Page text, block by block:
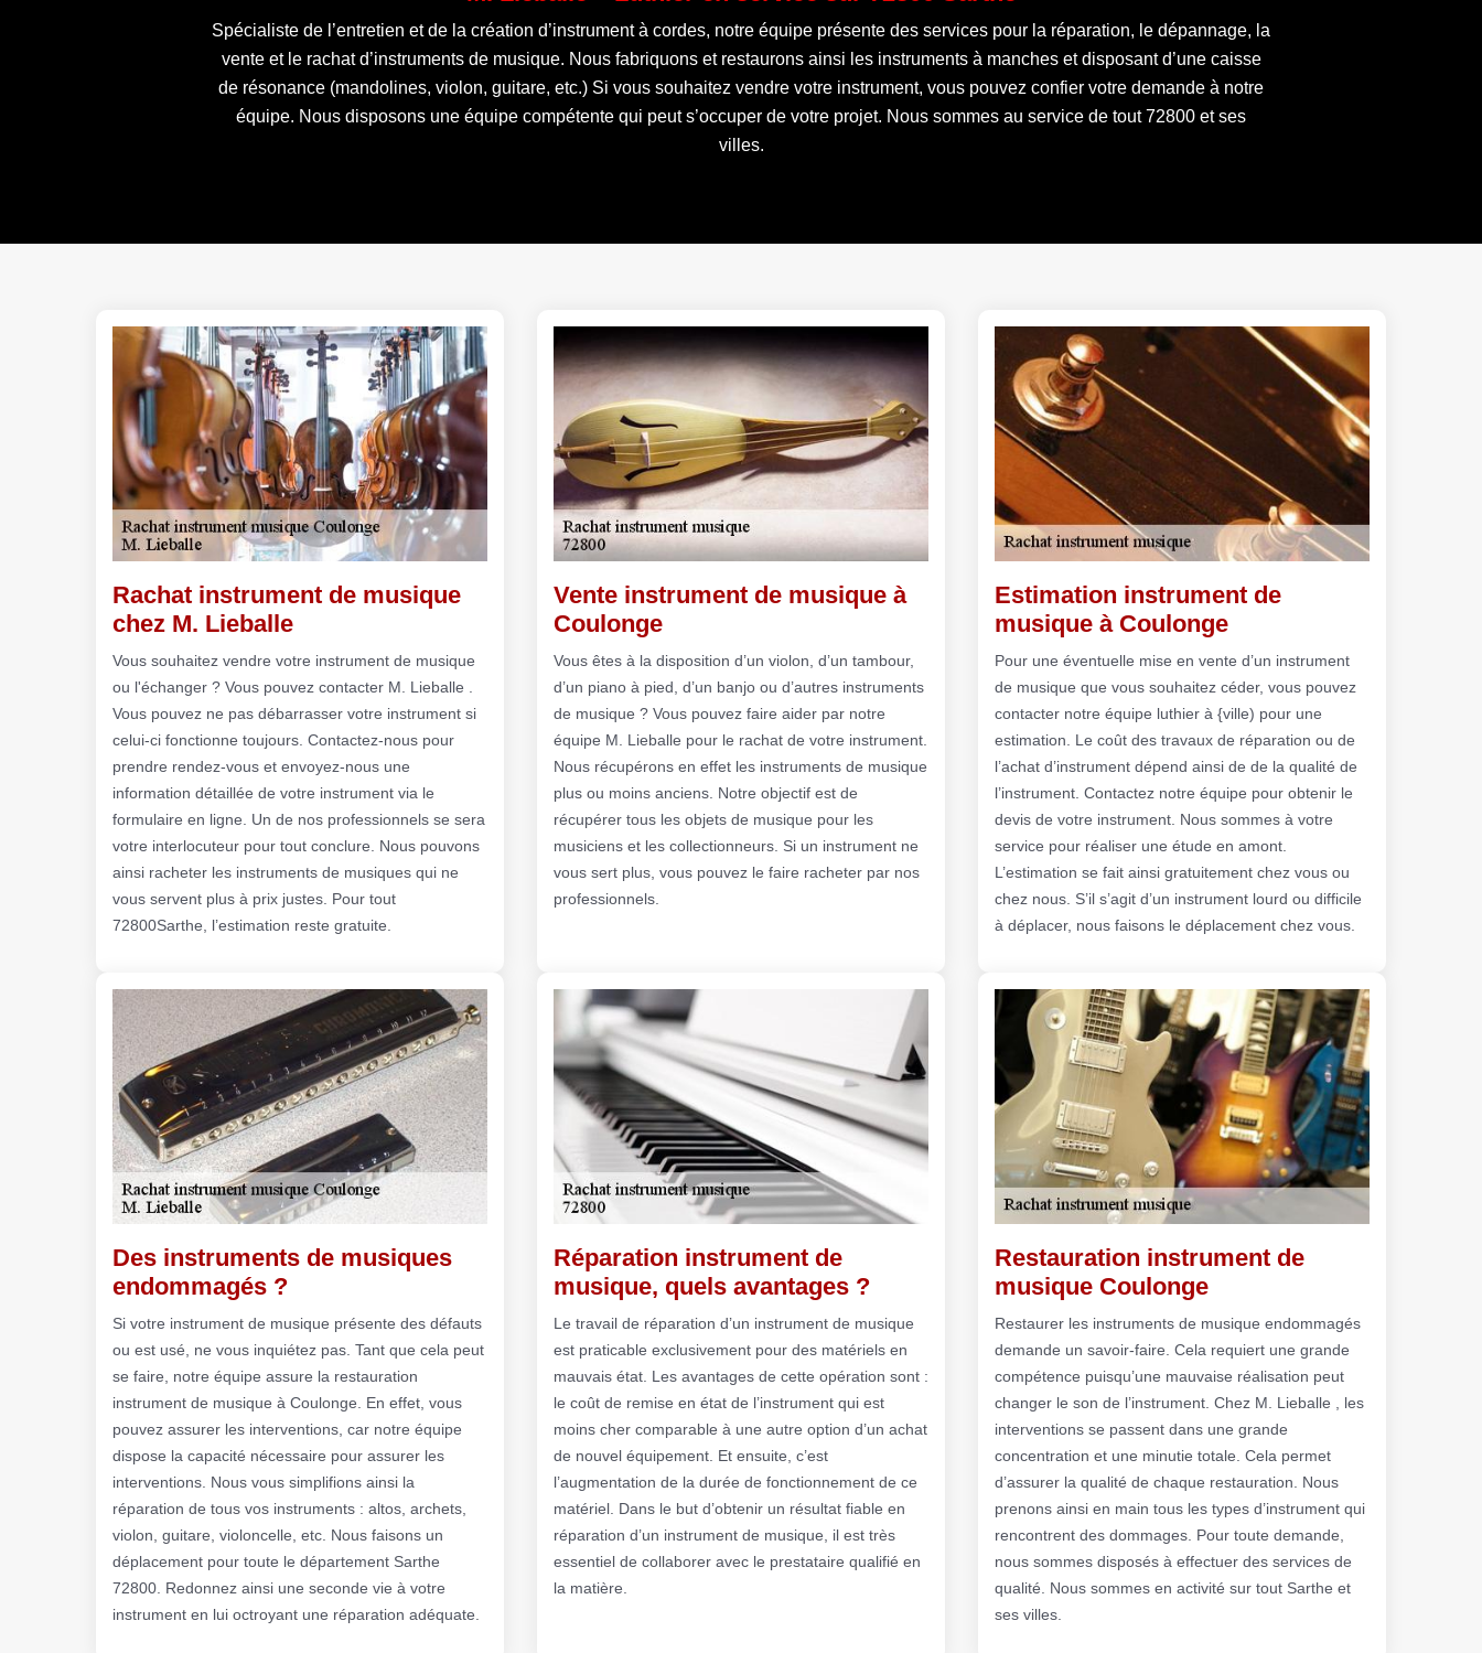
Spécialiste de l’entretien et de la création d’instrument à cordes, notre équipe présente des services pour la réparation, le dépannage, la
vente et le rachat d’instruments de musique. Nous fabriquons et restaurons ainsi les instruments à manches et disposant d’une caisse
de résonance (mandolines, violon, guitare, etc.) Si vous souhaitez vendre votre instrument, vous pouvez confier votre demande à notre
équipe. Nous disposons une équipe compétente qui peut s’occuper de votre projet. Nous sommes au service de tout 72800 et ses
villes.
Rachat instrument de musique
chez M. Lieballe
Vous souhaitez vendre votre instrument de musique
ou l'échanger ? Vous pouvez contacter M. Lieballe .
Vous pouvez ne pas débarrasser votre instrument si
celui-ci fonctionne toujours. Contactez-nous pour
prendre rendez-vous et envoyez-nous une
information détaillée de votre instrument via le
formulaire en ligne. Un de nos professionnels se sera
votre interlocuteur pour tout conclure. Nous pouvons
ainsi racheter les instruments de musiques qui ne
vous servent plus à prix justes. Pour tout
72800Sarthe, l’estimation reste gratuite.
Vente instrument de musique à
Coulonge
Vous êtes à la disposition d’un violon, d’un tambour,
d’un piano à pied, d’un banjo ou d’autres instruments
de musique ? Vous pouvez faire aider par notre
équipe M. Lieballe pour le rachat de votre instrument.
Nous récupérons en effet les instruments de musique
plus ou moins anciens. Notre objectif est de
récupérer tous les objets de musique pour les
musiciens et les collectionneurs. Si un instrument ne
vous sert plus, vous pouvez le faire racheter par nos
professionnels.
Estimation instrument de
musique à Coulonge
Pour une éventuelle mise en vente d’un instrument
de musique que vous souhaitez céder, vous pouvez
contacter notre équipe luthier à {ville) pour une
estimation. Le coût des travaux de réparation ou de
l’achat d’instrument dépend ainsi de de la qualité de
l’instrument. Contactez notre équipe pour obtenir le
devis de votre instrument. Nous sommes à votre
service pour réaliser une étude en amont.
L’estimation se fait ainsi gratuitement chez vous ou
chez nous. S’il s’agit d’un instrument lourd ou difficile
à déplacer, nous faisons le déplacement chez vous.
Des instruments de musiques
endommagés ?
Si votre instrument de musique présente des défauts
ou est usé, ne vous inquiétez pas. Tant que cela peut
se faire, notre équipe assure la restauration
instrument de musique à Coulonge. En effet, vous
pouvez assurer les interventions, car notre équipe
dispose la capacité nécessaire pour assurer les
interventions. Nous vous simplifions ainsi la
réparation de tous vos instruments : altos, archets,
violon, guitare, violoncelle, etc. Nous faisons un
déplacement pour toute le département Sarthe
72800. Redonnez ainsi une seconde vie à votre
instrument en lui octroyant une réparation adéquate.
Réparation instrument de
musique, quels avantages ?
Le travail de réparation d’un instrument de musique
est praticable exclusivement pour des matériels en
mauvais état. Les avantages de cette opération sont :
le coût de remise en état de l’instrument qui est
moins cher comparable à une autre option d’un achat
de nouvel équipement. Et ensuite, c’est
l’augmentation de la durée de fonctionnement de ce
matériel. Dans le but d’obtenir un résultat fiable en
réparation d’un instrument de musique, il est très
essentiel de collaborer avec le prestataire qualifié en
la matière.
Restauration instrument de
musique Coulonge
Restaurer les instruments de musique endommagés
demande un savoir-faire. Cela requiert une grande
compétence puisqu’une mauvaise réalisation peut
changer le son de l’instrument. Chez M. Lieballe , les
interventions se passent dans une grande
concentration et une minutie totale. Cela permet
d’assurer la qualité de chaque restauration. Nous
prenons ainsi en main tous les types d’instrument qui
rencontrent des dommages. Pour toute demande,
nous sommes disposés à effectuer des services de
qualité. Nous sommes en activité sur tout Sarthe et
ses villes.